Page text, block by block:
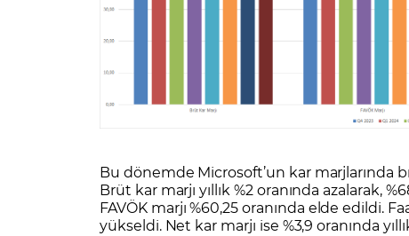
Bu dönemde Microsoft’un kar
Brüt kar marjı yıllık %2 oranında azalarak,
FAVÖK marjı %60,25 oranında elde edildi.
yükseldi. Net kar marjı ise %3,9 oranında